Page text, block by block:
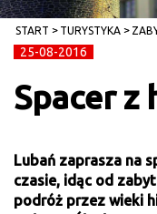
START TURYSTYKA
25-08-2016
Spacer z
Lubań zaprasza na
czasie, idąc od
podróż przez wieki